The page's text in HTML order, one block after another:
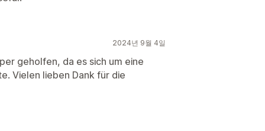
2024년 9월 4일
geholfen, da es sich um eine
Vielen lieben Dank für die